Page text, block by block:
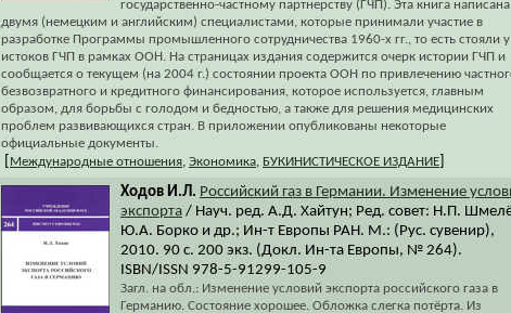
государственно-частному партнерству (ГЧП). Эта книга написана
двумя (немецким и английским) специалистами, которые принимали участие в
разработке Программы промышленного сотрудничества 1960-х гг., то есть стояли у
истоков ГЧП в рамках ООН. На страницах издания содержится очерк истории ГЧП и
сообщается о текущем (на 2004 г.) состоянии проекта ООН по привлечению
безвозвратного и кредитного финансирования, которое используется, главным
образом, для борьбы с голодом и бедностью, а также для решения медицинских
проблем развивающихся стран. В приложении опубликованы некоторые
официальные документы.
Международные отношения Экономика БУКИНИСТИЧЕСКОЕ ИЗДАНИЕ
Ходов И.Л. Российский газ в Германии. Изменение
экспорта / Науч. ред. А.Д. Хайтун; Ред. совет: Н.П.
Ю.А. Борко и др.; Ин-т Европы РАН. М.: (Рус. сувенир),
2010. 90 с. 200 экз. (Докл. Ин-та Европы, № 264).
ISBN/ISSN 978-5-91299-105-9
Загл. на обл.: Изменение условий экспорта российского газа в
Германию. Состояние хорошее. Обложка слегка потёрта. Из